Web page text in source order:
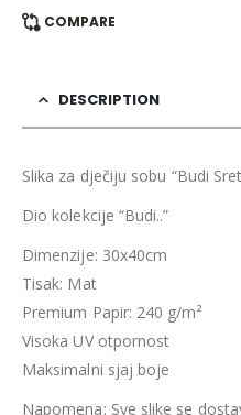
COMPARE
DESCRIPTION
Slika za dječiju sobu “Budi
Dio kolekcije “Budi..”
Dimenzije: 30x40cm
Tisak: Mat
Premium Papir: 240 g/m²
Visoka UV otpornost
Maksimalni sjaj boje
Napomena: Sve slike se